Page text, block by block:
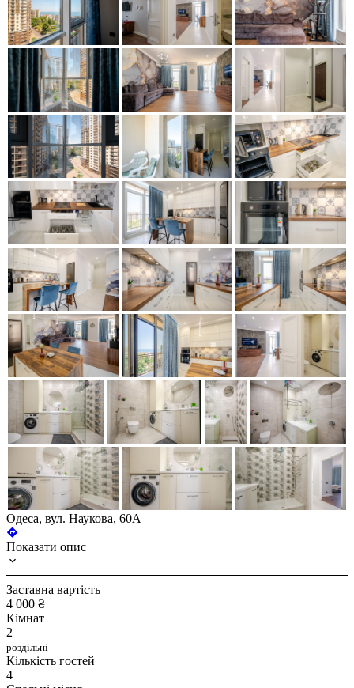
Одеса, вул. Наукова, 60А
Показати опис
Заставна вартість
4 000 ₴
Кімнат
2
роздільні
Кількість гостей
4